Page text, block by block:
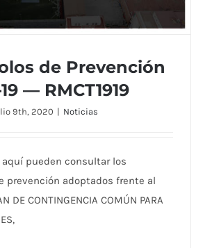
de Prevención
— RMCT1919
9th, 2020 | Noticias
aquí pueden consultar los
prevención adoptados frente al
DE CONTINGENCIA COMÚN PARA